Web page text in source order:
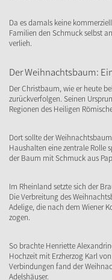
Da es damals keine
Familien den Schmuck selbst
verlieh.
Der Weihnachtsbaum:
Der Christbaum, wie er heute
zurückverfolgen. Seinen
Regionen des Heiligen
Dort sollte der
Haushalten eine zentrale Rolle
der Baum mit Schmuck aus
Im Rheinland setzte sich der
Die Verbreitung des
Adelige, die nach dem Wiener
zogen.
So brachte Henriette
Hochzeit mit Erzherzog Karl
Verbindungen fand der
Adelshäuser.